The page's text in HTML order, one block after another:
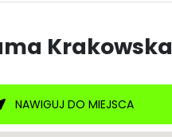
Krakowska
NAWIGUJ DO MIEJSCA